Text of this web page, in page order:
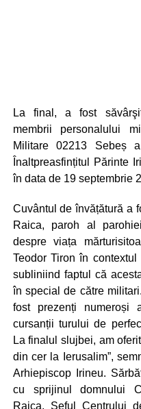
La final, a fost
membrii personalului
Militare 02213 Sebeș
Înaltpreasfințitul Părinte
în data de 19 septembrie
Cuvântul de învățătură a
Raica, paroh al
despre viața
Teodor Tiron în
subliniind faptul că
în special de către
fost prezenți numeroși
cursanții turului de
La finalul slujbei, am
din cer la Ierusalim”,
Arhiepiscop Irineu.
cu sprijinul domnului
Raica, Șeful Centrului